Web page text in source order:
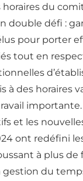
horaires du
double défi :
pour porter
tout en
à des horaires
importante.
et les
ont redéfini
à plus
gestion du